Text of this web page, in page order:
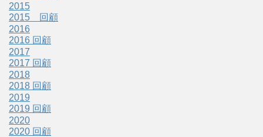
2015
2015 回顧
2016
2016 回顧
2017
2017 回顧
2018
2018 回顧
2019
2019 回顧
2020
2020 回顧